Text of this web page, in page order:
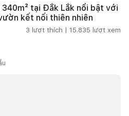
340m² tại Đắk Lắk nổi bật với
kết nối thiên nhiên
3 lượt thích | 15.835 lượt xem